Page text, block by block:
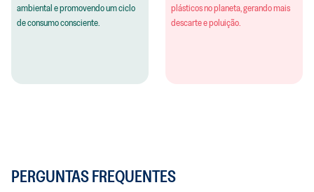
ambiental e promovendo um ciclo
de consumo consciente.
plásticos no planeta, gerando mais
descarte e poluição.
PERGUNTAS FREQUENTES